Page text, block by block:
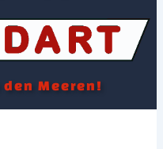
Meeren!